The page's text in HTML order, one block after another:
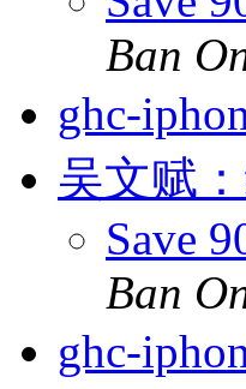
Ban
ghc-
吴文赋
Save
Ban
ghc-